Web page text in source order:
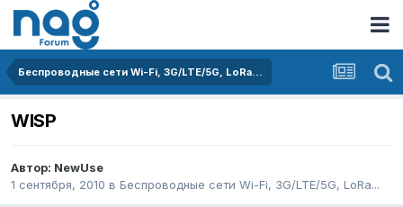
Беспроводные сети Wi-Fi, 3G/LTE/5G, LoRa...
WISP
Автор: NewUse
1 сентября, 2010 в Беспроводные сети Wi-Fi, 3G/LTE/5G, LoRa...